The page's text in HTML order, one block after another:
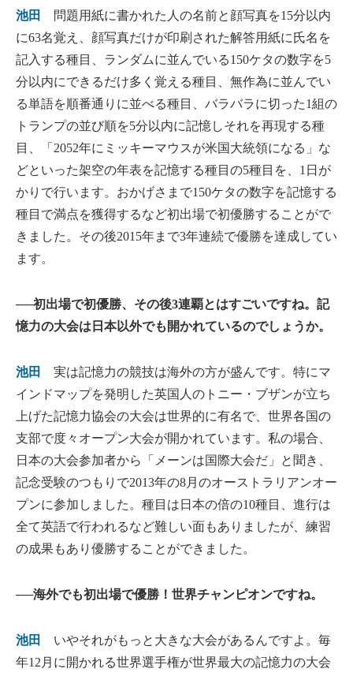
池田
問題用紙に書かれた人の名前と顔写真を15分以内
に63名覚え、顔写真だけが印刷された解答用紙に氏名を
記入する種目、ランダムに並んでいる150ケタの数字を5
分以内にできるだけ多く覚える種目、無作為に並んでい
る単語を順番通りに並べる種目、バラバラに切った1組の
トランプの並び順を5分以内に記憶しそれを再現する種
目、「2052年にミッキーマウスが米国大統領になる」な
どといった架空の年表を記憶する種目の5種目を、1日が
かりで行います。おかげさまで150ケタの数字を記憶する
種目で満点を獲得するなど初出場で初優勝することがで
きました。その後2015年まで3年連続で優勝を達成してい
ます。
──初出場で初優勝、その後3連覇とはすごいですね。記
憶力の大会は日本以外でも開かれているのでしょうか。
池田
実は記憶力の競技は海外の方が盛んです。特にマ
インドマップを発明した英国人のトニー・ブザンが立ち
上げた記憶力協会の大会は世界的に有名で、世界各国の
支部で度々オープン大会が開かれています。私の場合、
日本の大会参加者から「メーンは国際大会だ」と聞き、
記念受験のつもりで2013年の8月のオーストラリアンオー
プンに参加しました。種目は日本の倍の10種目、進行は
全て英語で行われるなど難しい面もありましたが、練習
の成果もあり優勝することができました。
──海外でも初出場で優勝！世界チャンピオンですね。
池田
いやそれがもっと大きな大会があるんですよ。毎
年12月に開かれる世界選手権が世界最大の記憶力の大会